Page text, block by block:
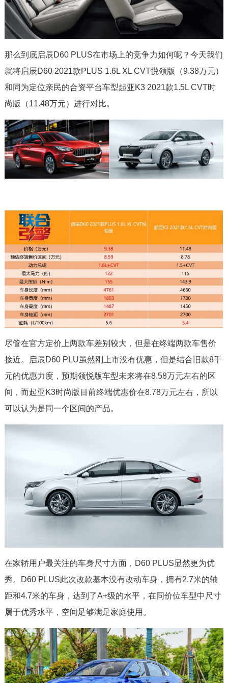
那么到底启辰D60 PLUS在市场上的竞争力如何呢？今天我们
就将启辰D60 2021款PLUS 1.6L XL CVT悦领版（9.38万元）
和同为定位亲民的合资平台车型起亚K3 2021款1.5L CVT时
尚版（11.48万元）进行对比。
尽管在官方定价上两款车差别较大，但是在终端两款车售价
接近。启辰D60 PLU虽然刚上市没有优惠，但是结合旧款8千
元的优惠力度，预期领悦版车型未来将在8.58万元左右的区
间，而起亚K3时尚版目前终端优惠价在8.78万元左右，所以
可以认为是同一个区间的产品。
在家轿用户最关注的车身尺寸方面，D60 PLUS显然更为优
秀。D60 PLUS此次改款基本没有改动车身，拥有2.7米的轴
距和4.7米的车身，达到了A+级的水平，在同价位车型中尺寸
属于优秀水平，空间足够满足家庭使用。